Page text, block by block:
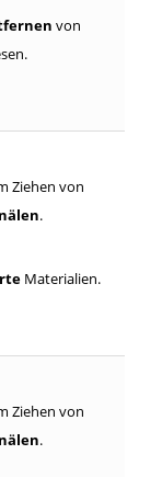
von
Ziehen von
.
Materialien.
Ziehen von
.